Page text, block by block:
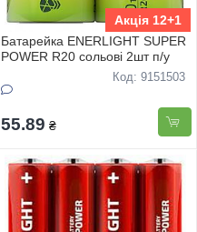
Акція 12+1
Батарейка ENERLIGHT SUPER
POWER R20 сольовi 2шт п/у
Код: 9151503
55.89 ₴